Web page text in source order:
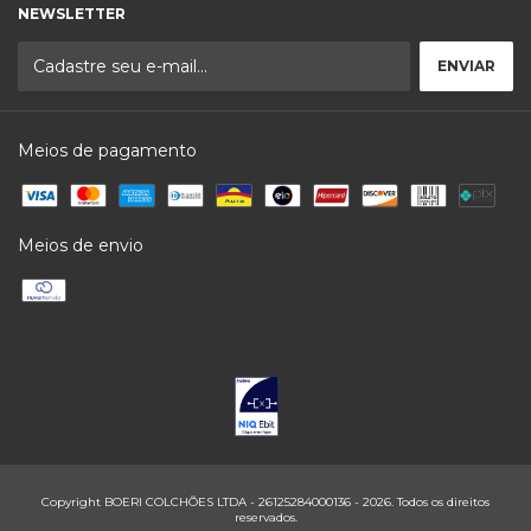
NEWSLETTER
Meios de pagamento
Meios de envio
Copyright BOERI COLCHÕES LTDA - 26125284000136 - 2026. Todos os direitos
reservados.